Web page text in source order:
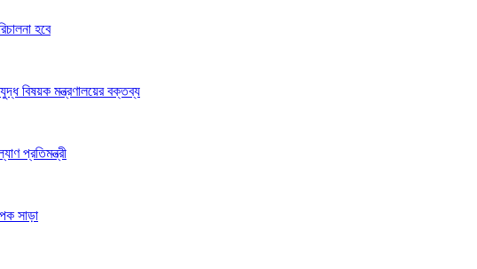
হবে
বিষয়ক মন্ত্রণালয়ের বক্তব্য
প্রতিমন্ত্রী
সাড়া